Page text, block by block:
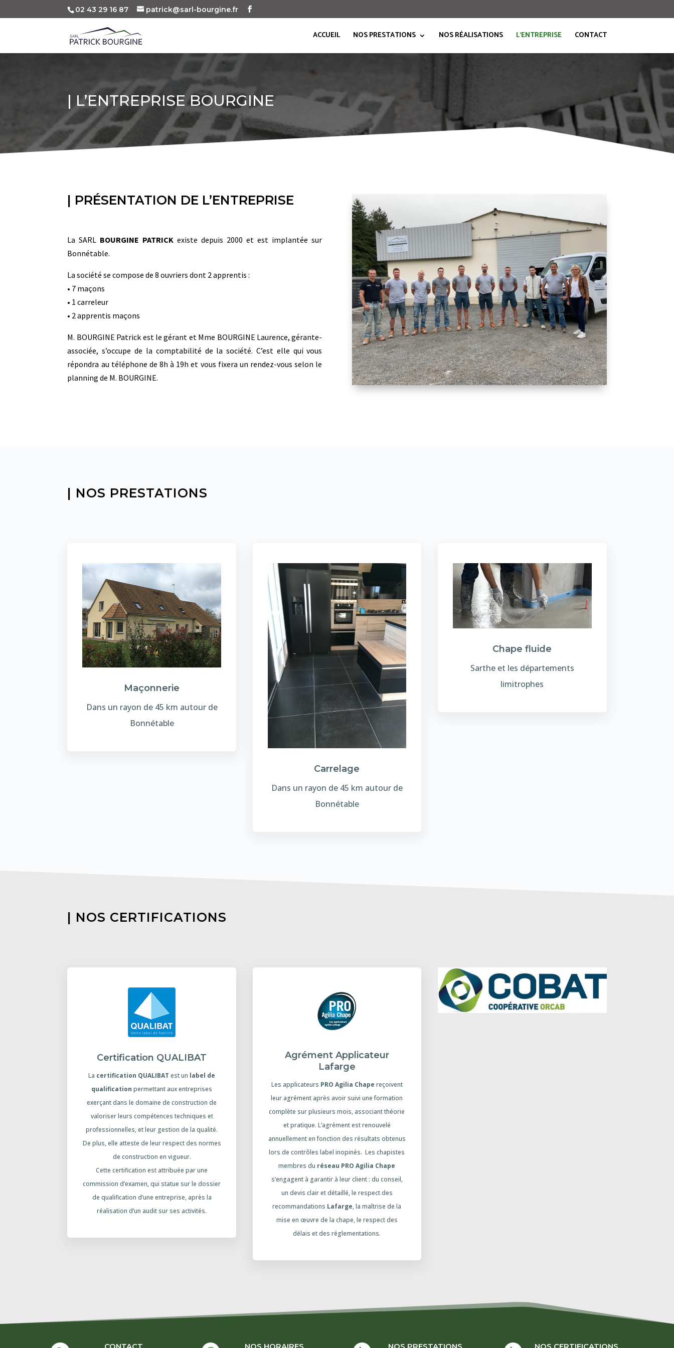
02 43 29 16 87 patrick@sarl-bourgine.fr
ACCUEIL NOS PRESTATIONS NOS RÉALISATIONS L’ENTREPRISE CONTACT
| L’ENTREPRISE BOURGINE
| PRÉSENTATION DE L’ENTREPRISE
La SARL BOURGINE PATRICK existe depuis 2000 et est implantée sur
Bonnétable.
La société se compose de 8 ouvriers dont 2 apprentis :
• 7 maçons
• 1 carreleur
• 2 apprentis maçons
M. BOURGINE Patrick est le gérant et Mme BOURGINE Laurence, gérante-
associée, s’occupe de la comptabilité de la société. C’est elle qui vous
répondra au téléphone de 8h à 19h et vous fixera un rendez-vous selon le
planning de M. BOURGINE.
| NOS PRESTATIONS
Maçonnerie
Dans un rayon de 45 km autour de
Bonnétable
Carrelage
Dans un rayon de 45 km autour de
Bonnétable
Chape fluide
Sarthe et les départements
limitrophes
| NOS CERTIFICATIONS
Certification QUALIBAT
La certification QUALIBAT est un label de
qualification permettant aux entreprises
exerçant dans le domaine de construction de
valoriser leurs compétences techniques et
professionnelles, et leur gestion de la qualité.
De plus, elle atteste de leur respect des normes
de construction en vigueur.
Cette certification est attribuée par une
commission d’examen, qui statue sur le dossier
de qualification d’une entreprise, après la
réalisation d’un audit sur ses activités.
Agrément Applicateur
Lafarge
Les applicateurs PRO Agilia Chape reçoivent
leur agrément après avoir suivi une formation
complète sur plusieurs mois, associant théorie
et pratique. L’agrément est renouvelé
annuellement en fonction des résultats obtenus
lors de contrôles label inopinés. Les chapistes
membres du réseau PRO Agilia Chape
s’engagent à garantir à leur client : du conseil,
un devis clair et détaillé, le respect des
recommandations Lafarge, la maîtrise de la
mise en œuvre de la chape, le respect des
délais et des réglementations.